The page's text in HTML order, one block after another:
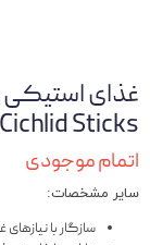
Cichlid Sticks حجم 250 میلی لیتر
اتمام موجودی
سایر مشخصات:
سازگار با